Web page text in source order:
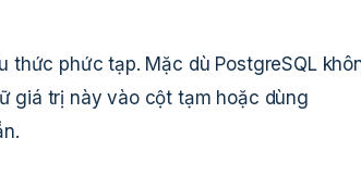
thức phức tạp. Mặc dù PostgreSQL
giá trị này vào cột tạm hoặc dùng